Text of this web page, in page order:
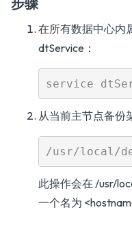
在所有数据中心内
dtService：
从当前主节点备份
此操作会在 /usr/
一个名为